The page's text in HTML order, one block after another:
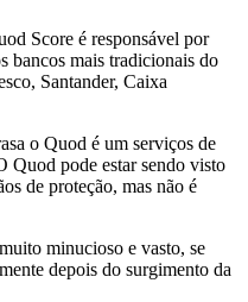
Score é responsável por
bancos mais tradicionais do
Santander, Caixa
o Quod é um serviços de
Quod pode estar sendo visto
de proteção, mas não é
minucioso e vasto, se
depois do surgimento da